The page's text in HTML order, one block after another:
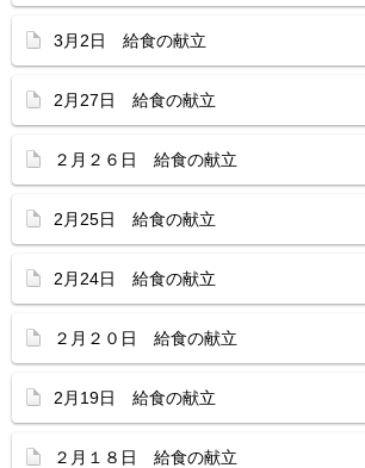
3月2日 給食の献立
2月27日 給食の献立
２月２６日 給食の献立
2月25日 給食の献立
2月24日 給食の献立
２月２０日 給食の献立
2月19日 給食の献立
２月１８日 給食の献立